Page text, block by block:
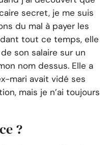
secret, je me suis
du mal à payer les
tout ce temps, elle
son salaire sur un
nom dessus. Elle a
mari avait vidé ses
mais je n’ai toujours
?